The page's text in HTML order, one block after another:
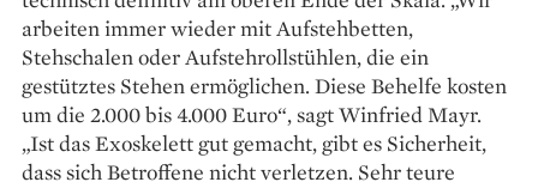
arbeiten immer wieder mit Aufstehbetten,
Stehschalen oder Aufstehrollstühlen, die ein
gestütztes Stehen ermöglichen. Diese Behelfe kosten
um die 2.000 bis 4.000 Euro“, sagt Winfried Mayr.
„Ist das Exoskelett gut gemacht, gibt es Sicherheit,
dass sich Betroffene nicht verletzen. Sehr teure